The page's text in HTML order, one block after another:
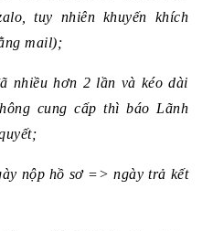
tuy nhiên khuyến khích
mail);
nhiều hơn 2 lần và kéo dài
cung cấp thì báo Lãnh
nộp hồ sơ => ngày trả kết